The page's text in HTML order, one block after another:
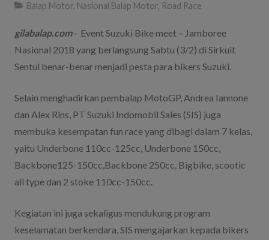
Balap Motor, Nasional Balap Motor, Road Race
gilabalap.com– Event Suzuki Bike meet – Jamboree
Nasional 2018 yang berlangsung Sabtu (3/2) di Sirkuit
Sentul benar-benar menjadi pesta para bikers Suzuki.
Selain menghadirkan pembalap MotoGP, Andrea Iannone
dan Alex Rins, PT Suzuki Indomobil Sales (SIS) juga
membuka kesempatan fun race yang dibagi dalam 7 kelas,
yaitu Underbone 110cc-125cc, Underbone 150cc,
Backbone125-150cc,Backbone 250cc, Bigbike, scootic
all type dan 2 stoke 110cc-150cc.
Kegiatan ini juga sekaligus mendukung program
keselamatan berkendara, SIS mengajarkan kepada bikers